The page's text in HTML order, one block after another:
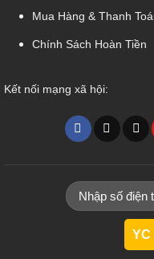
Mua Hàng & Thanh
Chính Sách Hoàn Tiền
Kết nối mạng xã hội: